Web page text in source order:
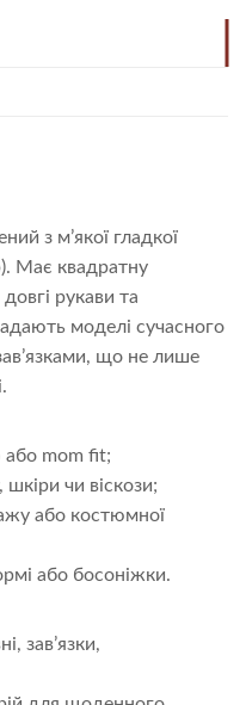
з м’якої гладкої
Має квадратну
рукави та
моделі сучасного
що не лише
mom fit;
шкіри чи віскози;
або костюмної
або босоніжки.
зав’язки,